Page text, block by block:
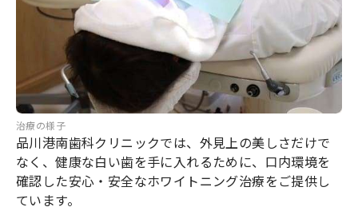
治療の様子
品川港南歯科クリニックでは、外見上の美しさだけで
なく、健康な白い歯を手に入れるために、口内環境を
確認した安心・安全なホワイトニング治療をご提供し
ています。